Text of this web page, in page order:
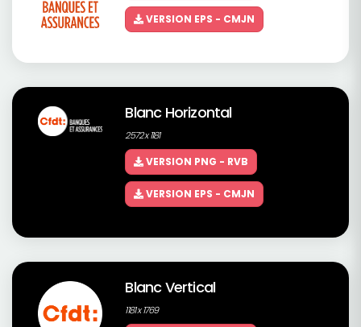
VERSION EPS - CMJN
Blanc Horizontal
2572 x 1181
VERSION PNG - RVB
VERSION EPS - CMJN
Blanc Vertical
1181 x 1769